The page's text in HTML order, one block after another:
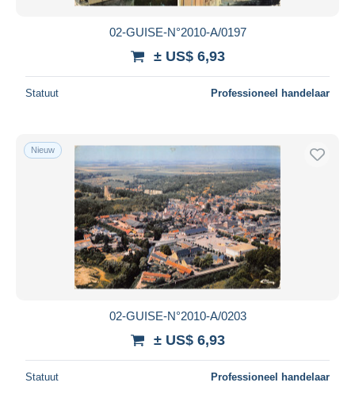
02-GUISE-N°2010-A/0197
± US$ 6,93
Statuut Professioneel handelaar
Nieuw
02-GUISE-N°2010-A/0203
± US$ 6,93
Statuut Professioneel handelaar